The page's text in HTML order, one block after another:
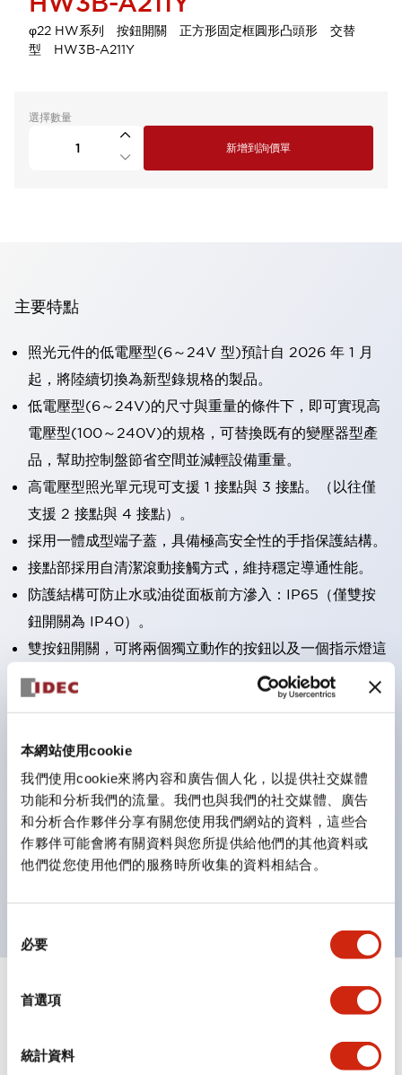
本網站使用cookie
我們使用cookie來將內容和廣告個人化，以提供社交媒體
功能和分析我們的流量。我們也與我們的社交媒體、廣告
和分析合作夥伴分享有關您使用我們網站的資料，這些合
作夥伴可能會將有關資料與您所提供給他們的其他資料或
他們從您使用他們的服務時所收集的資料相結合。
必要
首選項
統計資料
φ22 HW系列 按鈕開關 正方形固定框圓形凸頭形 交替
型 HW3B-A211Y
選擇數量
新增到詢價單
主要特點
照光元件的低電壓型(6～24V 型)預計自 2026 年 1 月
起，將陸續切換為新型錄規格的製品。
低電壓型(6～24V)的尺寸與重量的條件下，即可實現高
電壓型(100～240V)的規格，可替換既有的變壓器型產
品，幫助控制盤節省空間並減輕設備重量。
高電壓型照光單元現可支援 1 接點與 3 接點。（以往僅
支援 2 接點與 4 接點）。
採用一體成型端子蓋，具備極高安全性的手指保護結構。
接點部採用自清潔滾動接觸方式，維持穩定導通性能。
防護結構可防止水或油從面板前方滲入：IP65（僅雙按
鈕開關為 IP40）。
雙按鈕開關，可將兩個獨立動作的按鈕以及一個指示燈這
三種功能集結於一顆開關。
完整支援全球各地需求的多種電壓規格。
需分色管理的 LED 燈泡，如今可用單一顆燈泡呈現多種
顏色。
支援色彩通用設計（CUD）：可清楚辨識正方平頭形指
示燈的亮燈/熄燈狀態，以及點燈時的顏色識別。
符合 ISO 3864-4 安全色規範：在危險或緊急狀況下，
規格 顯示全部 +